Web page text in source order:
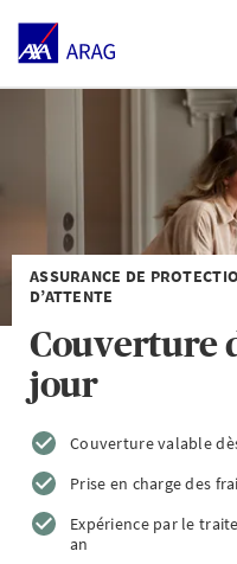
ASSURANCE DE
D’ATTENTE
Couverture
jour
Couverture valable
Prise en charge des
Expérience par le
an